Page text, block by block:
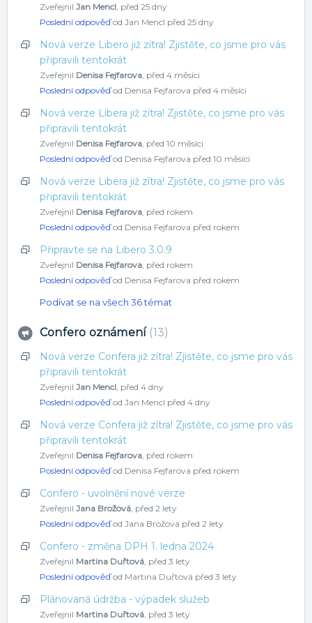
Zveřejnil Jan Mencl před 25 dny
Poslední odpověďod Jan Mencl před 25 dny
Nová verze Libero již zítra! Zjistěte, co jsme pro vás
připravili tentokrát
Zveřejnil Denisa Fejfarova před 4 měsíci
Poslední odpověďod Denisa Fejfarova před 4 měsíci
Nová verze Libera již zítra! Zjistěte, co jsme pro vás
připravili tentokrát
Zveřejnil Denisa Fejfarova před 10 měsíci
Poslední odpověďod Denisa Fejfarova před 10 měsíci
Nová verze Libera již zítra! Zjistěte, co jsme pro vás
připravili tentokrát
Zveřejnil Denisa Fejfarova před rokem
Poslední odpověďod Denisa Fejfarova před rokem
Připravte se na Libero 3.0.9
Zveřejnil Denisa Fejfarova před rokem
Poslední odpověďod Denisa Fejfarova před rokem
Podívat se na všech 36 témat
Confero oznámení 13
Nová verze Confera již zítra! Zjistěte, co jsme pro vás
připravili tentokrát
Zveřejnil Jan Mencl před 4 dny
Poslední odpověďod Jan Mencl před 4 dny
Nová verze Confera již zítra! Zjistěte, co jsme pro vás
připravili tentokrát
Zveřejnil Denisa Fejfarova před rokem
Poslední odpověďod Denisa Fejfarova před rokem
Confero - uvolnění nové verze
Zveřejnil Jana Brožová před 2 lety
Poslední odpověďod Jana Brožová před 2 lety
Confero - změna DPH 1. ledna 2024
Zveřejnil Martina Duřtová před 3 lety
Poslední odpověďod Martina Duřtová před 3 lety
Plánovaná údržba - výpadek služeb
Zveřejnil Martina Duřtová před 3 lety